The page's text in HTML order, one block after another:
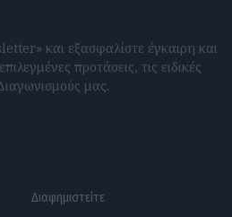
και εξασφαλίστε έγκαιρη και
προτάσεις, τις ειδικές
μας.
Διαφημιστείτε